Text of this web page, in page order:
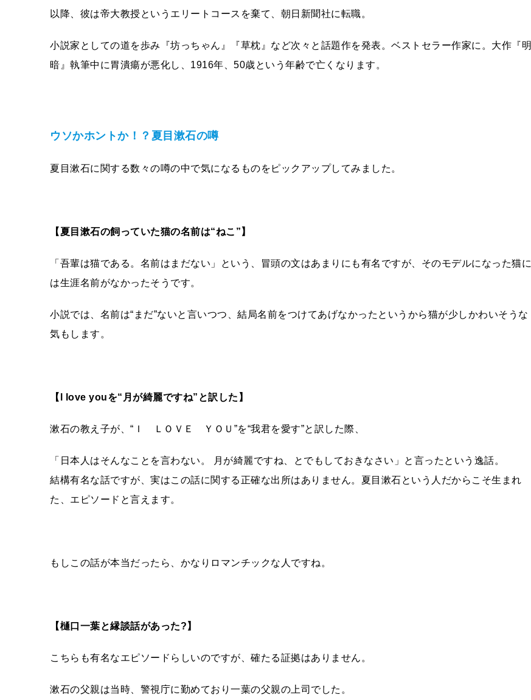
以降、彼は帝大教授というエリートコースを棄て、朝日新聞社に転職。
小説家としての道を歩み『坊っちゃん』『草枕』など次々と話題作を発表。ベストセラー作家に。大作『明
暗』執筆中に胃潰瘍が悪化し、1916年、50歳という年齢で亡くなります。
ウソかホントか！？夏目漱石の噂
夏目漱石に関する数々の噂の中で気になるものをピックアップしてみました。
【夏目漱石の飼っていた猫の名前は“ねこ”】
「吾輩は猫である。名前はまだない」という、冒頭の文はあまりにも有名ですが、そのモデルになった猫に
は生涯名前がなかったそうです。
小説では、名前は“まだ”ないと言いつつ、結局名前をつけてあげなかったというから猫が少しかわいそうな
気もします。
【l love youを“月が綺麗ですね”と訳した】
漱石の教え子が、“Ｉ ＬＯＶＥ ＹＯＵ”を“我君を愛す”と訳した際、
「日本人はそんなことを言わない。 月が綺麗ですね、とでもしておきなさい」と言ったという逸話。
結構有名な話ですが、実はこの話に関する正確な出所はありません。夏目漱石という人だからこそ生まれ
た、エピソードと言えます。
もしこの話が本当だったら、かなりロマンチックな人ですね。
【樋口一葉と縁談話があった?】
こちらも有名なエピソードらしいのですが、確たる証拠はありません。
漱石の父親は当時、警視庁に勤めており一葉の父親の上司でした。